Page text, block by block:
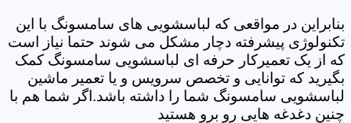
بنابراین در مواقعی که لباسشویی های سامسونگ با این
تکنولوژی پیشرفته دچار مشکل می شوند حتما نیاز است
که از یک تعمیرکار حرفه ای لباسشویی سامسونگ کمک
بگیرید که توانایی و تخصص سرویس و یا تعمیر ماشین
لباسشویی سامسونگ شما را داشته باشد.اگر شما هم با
چنین دغدغه هایی رو برو هستید